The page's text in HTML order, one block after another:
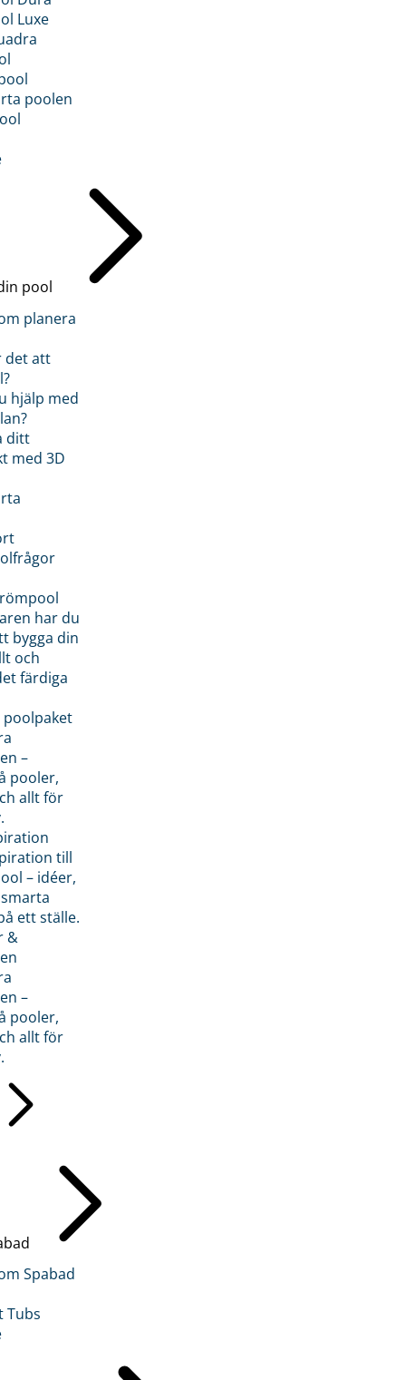
Luxe
poolen
pool
planera
det att
hjälp med
ditt
med 3D
har du
bygga din
och
färdiga
–
pooler,
allt för
till
– idéer,
ett ställe.
&
–
pooler,
allt för
Spabad
Tubs